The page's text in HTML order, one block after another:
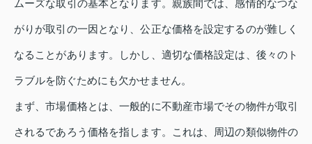
ムーズな取引の基本となります。親族間では、感情的なつな
がりが取引の一因となり、公正な価格を設定するのが難しく
なることがあります。しかし、適切な価格設定は、後々のト
ラブルを防ぐためにも欠かせません。
まず、市場価格とは、一般的に不動産市場でその物件が取引
されるであろう価格を指します。これは、周辺の類似物件の